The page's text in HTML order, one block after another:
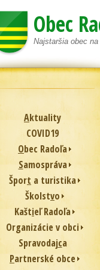
Obec
Najstaršia obec
Aktuality
COVID19
Obec Radoľa
Samospráva
Šport a turistika
Školstvo
Kaštieľ Radoľa
Organizácie v obci
Spravodajca
Partnerské obce